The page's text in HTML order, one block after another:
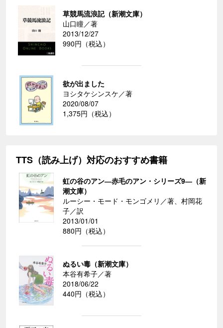
草競馬流浪記（新潮文庫）
山口瞳／著
2013/12/27
990円（税込）
欲が出ました
ヨシタケシンスケ／著
2020/08/07
1,375円（税込）
TTS（読み上げ）対応のおすすめ書籍
虹の谷のアン―赤毛のアン・シリーズ9―（新
潮文庫）
ルーシー・モード・モンゴメリ／著、村岡花
子／訳
2013/01/01
880円（税込）
ぬるい毒（新潮文庫）
本谷有希子／著
2018/06/22
440円（税込）